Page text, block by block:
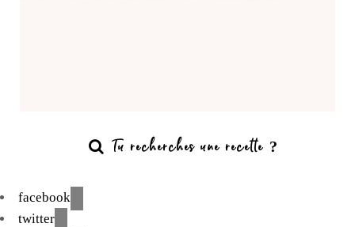
facebook
twitter